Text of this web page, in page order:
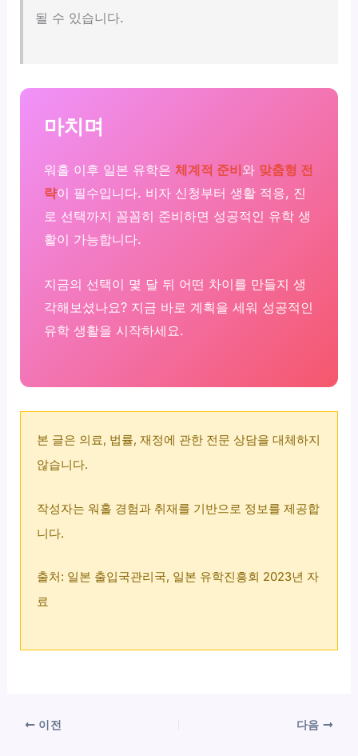
될 수 있습니다.
마치며
워홀 이후 일본 유학은체계적 준비와 맞춤형 전
략이 필수입니다. 비자 신청부터 생활 적응, 진
로 선택까지 꼼꼼히 준비하면 성공적인 유학 생
활이 가능합니다.
지금의 선택이 몇 달 뒤 어떤 차이를 만들지 생
각해보셨나요? 지금 바로 계획을 세워 성공적인
유학 생활을 시작하세요.
본 글은 의료, 법률, 재정에 관한 전문 상담을 대체하지
않습니다.
작성자는 워홀 경험과 취재를 기반으로 정보를 제공합
니다.
출처: 일본 출입국관리국, 일본 유학진흥회 2023년 자
료
이전 다음